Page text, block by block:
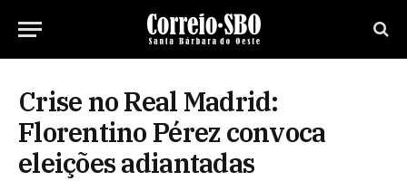
Crise no Real Madrid:
Florentino Pérez convoca
eleições adiantadas